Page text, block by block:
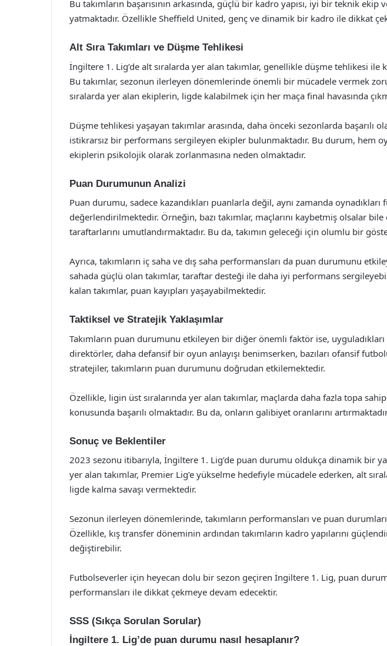
Bu takımların başarısının arkasında, güçlü bir kadro yapısı, iyi bir teknik
yatmaktadır. Özellikle Sheffield United, genç ve dinamik bir kadro ile dikkat
Alt Sıra Takımları ve Düşme Tehlikesi
İngiltere 1. Lig’de alt sıralarda yer alan takımlar, genellikle düşme tehlikesi ile
Bu takımlar, sezonun ilerleyen dönemlerinde önemli bir mücadele vermek
sıralarda yer alan ekiplerin, ligde kalabilmek için her maça final havasında
Düşme tehlikesi yaşayan takımlar arasında, daha önceki sezonlarda başarılı
istikrarsız bir performans sergileyen ekipler bulunmaktadır. Bu durum, hem
ekiplerin psikolojik olarak zorlanmasına neden olmaktadır.
Puan Durumunun Analizi
Puan durumu, sadece kazandıkları puanlarla değil, aynı zamanda oynadıkları
değerlendirilmektedir. Örneğin, bazı takımlar, maçlarını kaybetmiş olsalar bile
taraftarlarını umutlandırmaktadır. Bu da, takımın geleceği için olumlu bir
Ayrıca, takımların iç saha ve dış saha performansları da puan durumunu
sahada güçlü olan takımlar, taraftar desteği ile daha iyi performans
kalan takımlar, puan kayıpları yaşayabilmektedir.
Taktiksel ve Stratejik Yaklaşımlar
Takımların puan durumunu etkileyen bir diğer önemli faktör ise,
direktörler, daha defansif bir oyun anlayışı benimserken, bazıları ofansif
stratejiler, takımların puan durumunu doğrudan etkilemektedir.
Özellikle, ligin üst sıralarında yer alan takımlar, maçlarda daha fazla topa
konusunda başarılı olmaktadır. Bu da, onların galibiyet oranlarını
Sonuç ve Beklentiler
2023 sezonu itibarıyla, İngiltere 1. Lig’de puan durumu oldukça dinamik bir
yer alan takımlar, Premier Lig’e yükselme hedefiyle mücadele ederken, alt
ligde kalma savaşı vermektedir.
Sezonun ilerleyen dönemlerinde, takımların performansları ve puan
Özellikle, kış transfer döneminin ardından takımların kadro yapılarını
değiştirebilir.
Futbolseverler için heyecan dolu bir sezon geçiren İngiltere 1. Lig, puan
performansları ile dikkat çekmeye devam edecektir.
SSS (Sıkça Sorulan Sorular)
İngiltere 1. Lig’de puan durumu nasıl hesaplanır?